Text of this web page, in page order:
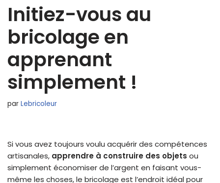
Initiez-vous au
bricolage en
apprenant
simplement !
par Lebricoleur
Si vous avez toujours voulu acquérir des compétences
artisanales, apprendre à construire des objets ou
simplement économiser de l’argent en faisant vous-
même les choses, le bricolage est l’endroit idéal pour